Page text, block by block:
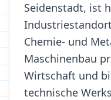
Seidenstadt, ist
Chemie- und
Maschinenbau
Wirtschaft und
technische